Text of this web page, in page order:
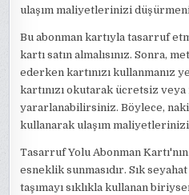
ulaşım maliyetlerinizi
Bu abonman kartıyla tasarruf
kartı satın almalısınız. Sonra,
ederken kartınızı kullanmanız
kartınızı okutarak ücretsiz
yararlanabilirsiniz. Böylece,
kullanarak ulaşım
Tasarruf Yolu Abonman
esneklik sunmasıdır. Sık
taşımayı sıklıkla kullanan